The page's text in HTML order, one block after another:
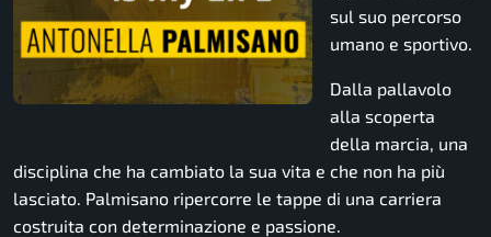
sul suo percorso
umano e sportivo.
Dalla pallavolo
alla scoperta
della marcia, una
disciplina che ha cambiato la sua vita e che non ha più
lasciato. Palmisano ripercorre le tappe di una carriera
costruita con determinazione e passione.